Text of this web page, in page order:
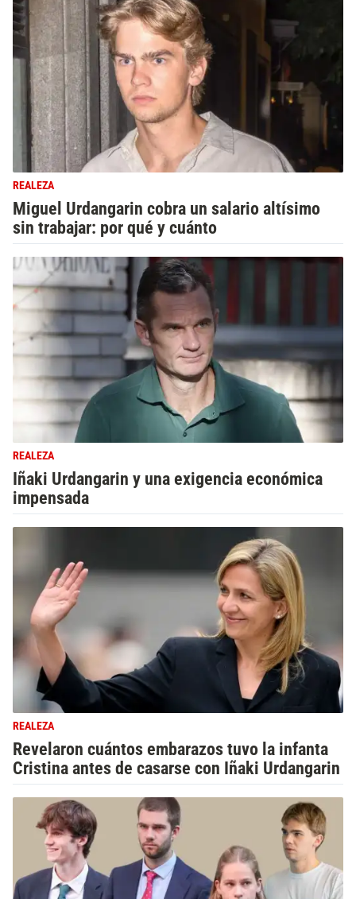
REALEZA
Miguel Urdangarin cobra un salario altísimo
sin trabajar: por qué y cuánto
REALEZA
Iñaki Urdangarin y una exigencia económica
impensada
REALEZA
Revelaron cuántos embarazos tuvo la infanta
Cristina antes de casarse con Iñaki Urdangarin